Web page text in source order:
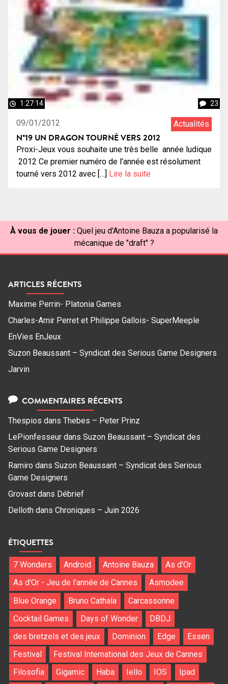
1:27:14 23
09/01/2012 Actualités
N°19 UN DRAGON TOURNÉ VERS 2012
Proxi-Jeux vous souhaite une très belle année ludique
2012 Ce premier numéro de l’année est résolument
tourné vers 2012 avec […] Lire la suite
À vous de jouer : Quel jeu d'Antoine Bauza a popularisé la
mécanique de "draft" ?
ARTICLES RÉCENTS
Maxime Perrin- Platonia Games
Charles-Amir Perret et Philippe Gallois- SuperMeeple
EnVies EnJeux
Suzon Beaussant – Syndicat des Serious Game Designers
Jarvin
COMMENTAIRES RÉCENTS
Thespios dans Thebes – Peter Prinz
LePionfesseur dans Suzon Beaussant – Syndicat des
Serious Game Designers
Ramiro dans Suzon Beaussant – Syndicat des Serious
Game Designers
Grovast dans Débrief
Delloth dans Chroniques – Juin 2026
ÉTIQUETTES
7 Wonders Android Antoine Bauza
As d'Or
As d'Or - Jeu de l'année de Cannes
Asmodee
Blue Orange
Bruno Cathala
Carcassonne
Cocktail Games
Days of Wonder
DBDJ
des bretzels et des jeux
Dominion Edge
Essen
Festival
Festival International des Jeux de Cannes
Filosofia
Gigamic Haba Iello IOS Ipad